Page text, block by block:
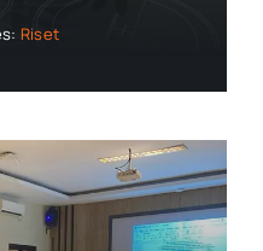
Riset